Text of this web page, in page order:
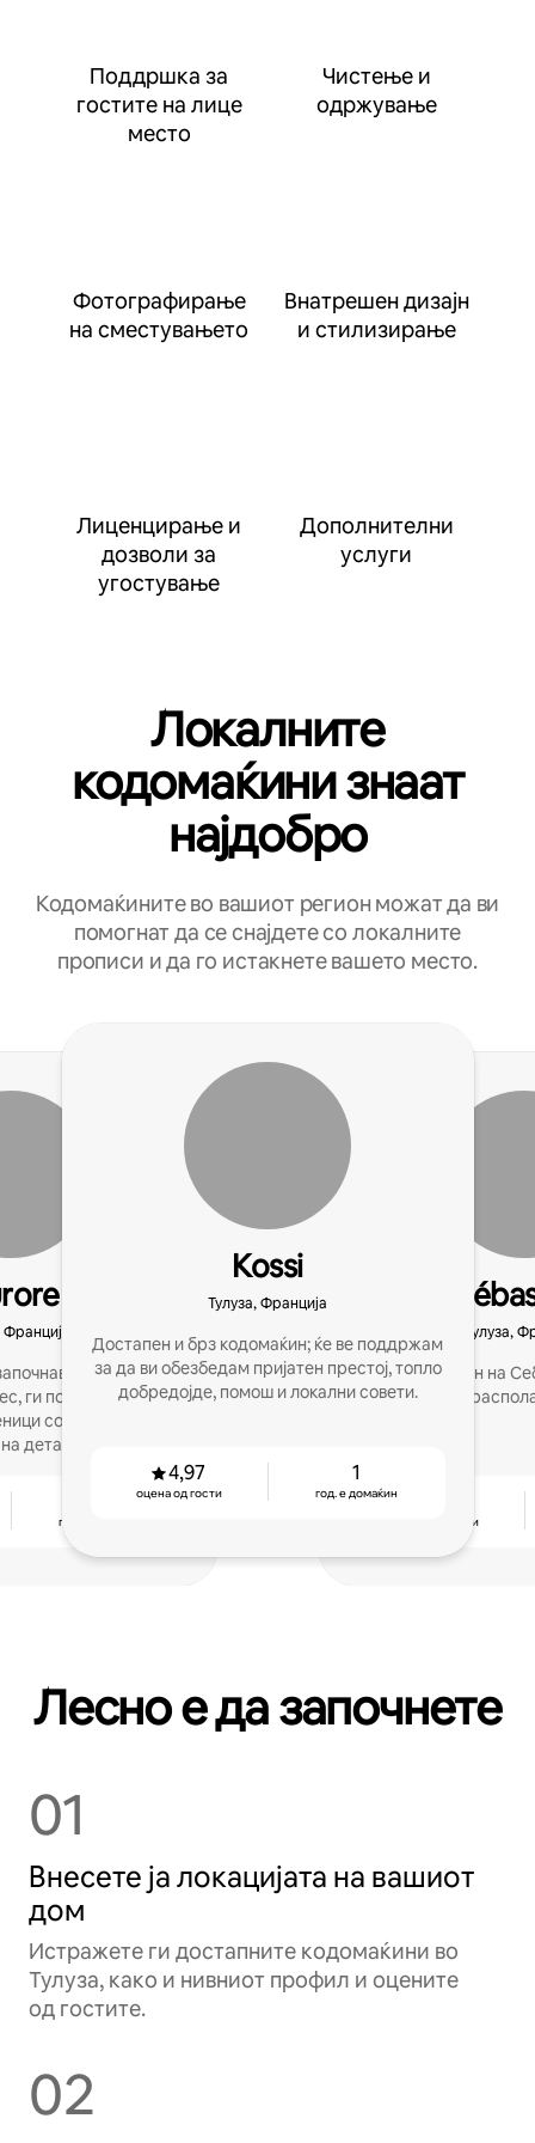
Поддршка за
гостите на лице
место
Чистење и
одржување
Фотографирање
на сместувањето
Внатрешен дизајн
и стилизирање
Лиценцирање и
дозволи за
угостување
Дополнителни
услуги
Локалните
кодомаќини знаат
најдобро
Кодомаќините во вашиот регион можат да ви
помогнат да се снајдете со локалните
прописи и да го истакнете вашето место.
со семејното
ги поддржуваме
со строгост и
деталите.
год. е домаќин
Kossi
Тулуза, Франција
Достапен и брз кодомаќин; ќе ве поддржам
за да ви обезбедам пријатен престој, топло
добредојде, помош и локални совети.
4,97
оцена од гости
1
год. е домаќин
Тулуза,
Супердомаќин на
оцена од гости
Лесно е да започнете
01
Внесете ја локацијата на вашиот
дом
Истражете ги достапните кодомаќини во
Тулуза, како и нивниот профил и оцените
од гостите.
02